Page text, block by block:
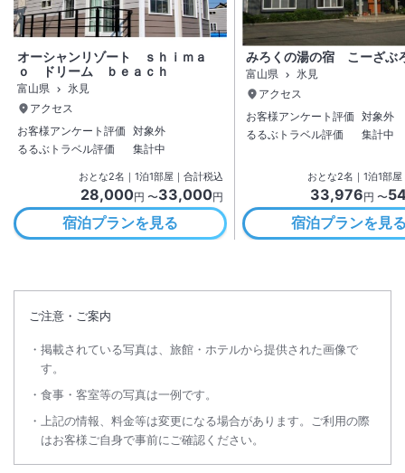
オーシャンリゾート ｓｈｉｍａ
ｏ ドリーム ｂｅａｃｈ
富山県
氷見
アクセス
お客様アンケート評価 対象外
るるぶトラベル評価
集計中
おとな2名 ｜ 1泊1部屋｜合計税込
28,000円 〜33,000円
宿泊プランを見る
みろくの湯の宿 こーざぶ
富山県
氷見
アクセス
お客様アンケート評価 対象外
るるぶトラベル評価
集計中
おとな2名 ｜ 1泊1部屋
33,976円 〜
宿泊プランを見
ご注意・ご案内
掲載されている写真は、旅館・ホテルから提供された画像で
す。
食事・客室等の写真は一例です。
上記の情報、料金等は変更になる場合があります。ご利用の際
はお客様ご自身で事前にご確認ください。